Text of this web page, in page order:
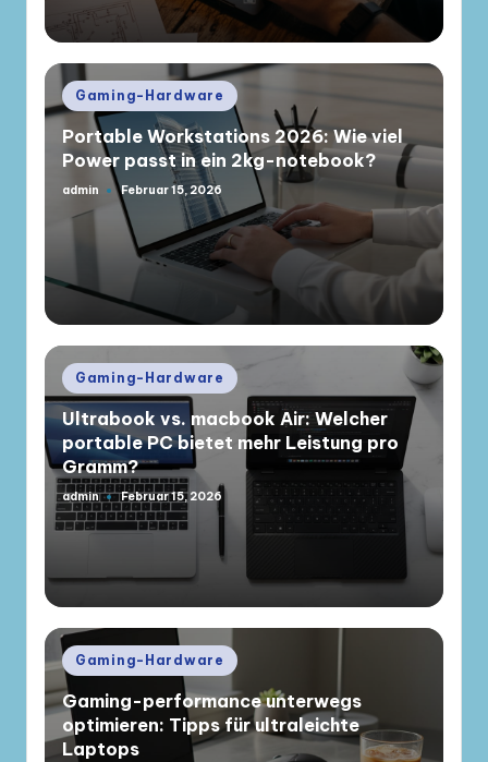
Posted
in
Gaming-Hardware
Portable Workstations 2026: Wie viel
Power passt in ein 2kg-notebook?
Gepostet
admin Februar 15, 2026
Posted
in
Gaming-Hardware
Ultrabook vs. macbook Air: Welcher
portable PC bietet mehr Leistung pro
Gramm?
Gepostet
von
admin Februar 15, 2026
Posted
in
Gaming-Hardware
Gaming-performance unterwegs
optimieren: Tipps für ultraleichte
Laptops